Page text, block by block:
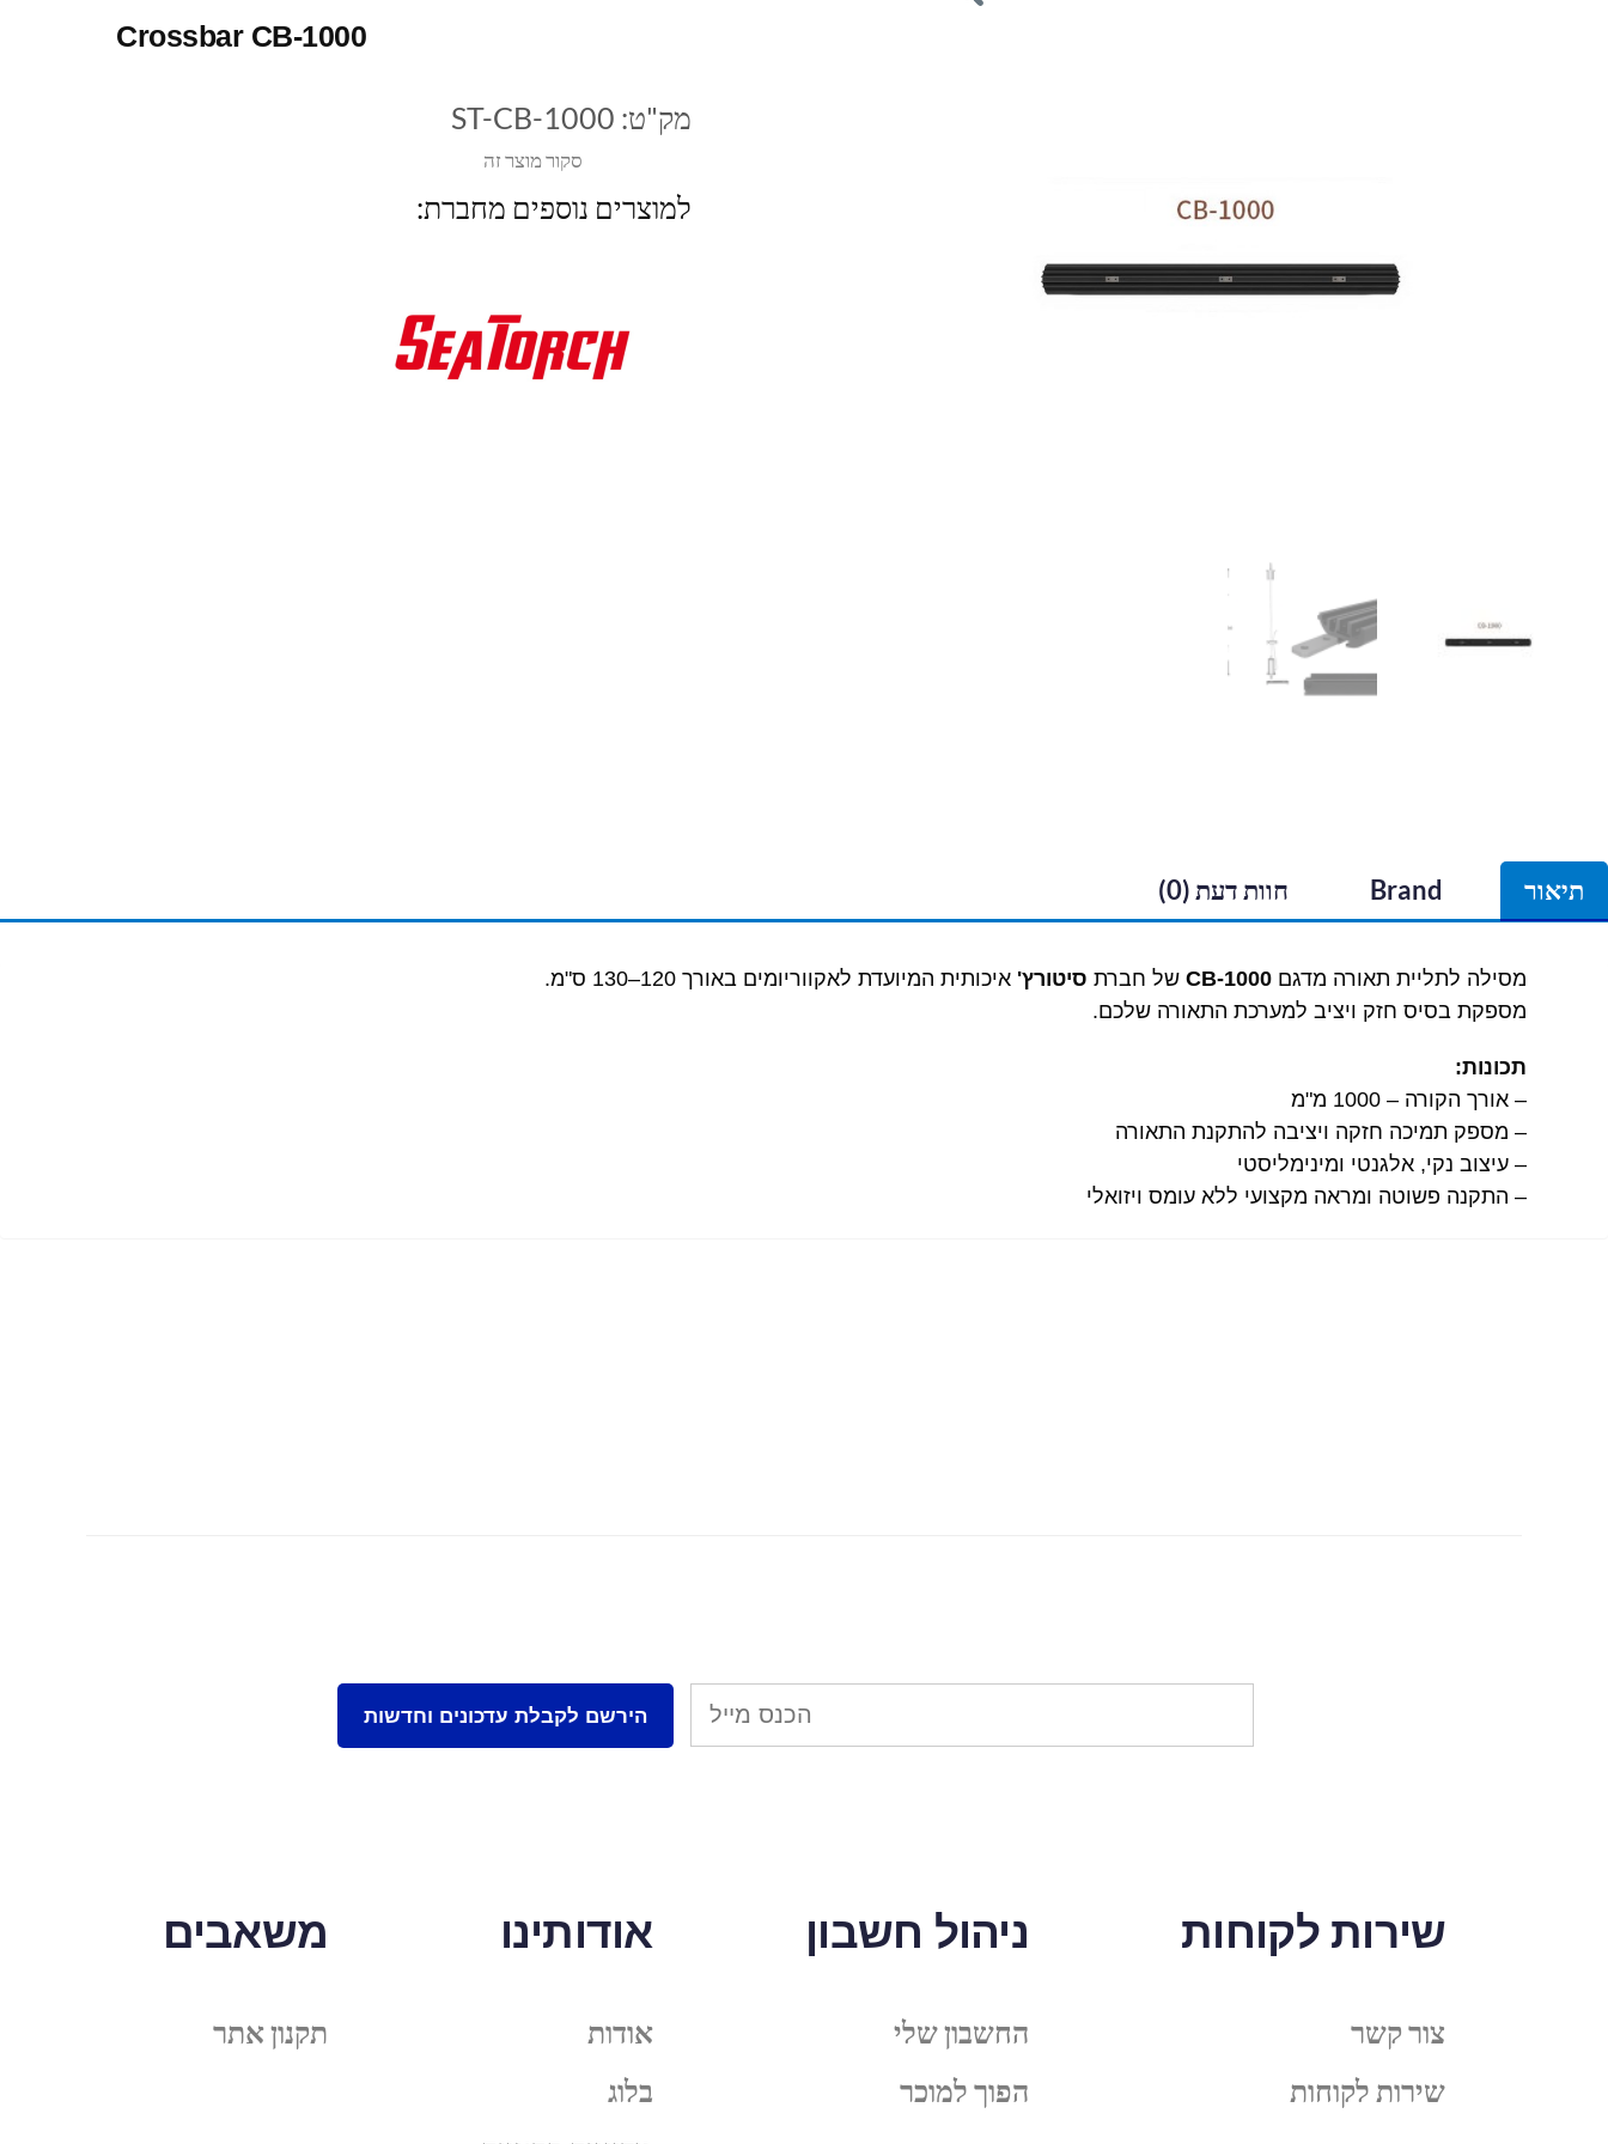
Crossbar CB-1000
סקור מוצר זה
מק"ט: ST-CB-1000
למוצרים נוספים מחברת:
תיאור Brand חוות דעת (0)
מסילה לתליית תאורה מדגםCB-1000 של חברת סיטורץ' איכותית המיועדת לאקווריומים באורך 120–130 ס"מ.
מספקת בסיס חזק ויציב למערכת התאורה שלכם.
תכונות:
– אורך הקורה – 1000 מ"מ
– מספק תמיכה חזקה ויציבה להתקנת התאורה
– עיצוב נקי, אלגנטי ומינימליסטי
– התקנה פשוטה ומראה מקצועי ללא עומס ויזואלי
שירות לקוחות
צור קשר
שירות לקוחות
ניהול חשבון
החשבון שלי
הפוך למוכר
אודותינו
אודות
בלוג
משאבים
תקנון אתר